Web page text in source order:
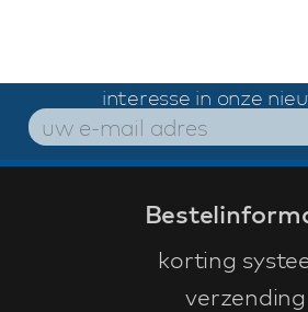
interesse in onze
korting
verzending